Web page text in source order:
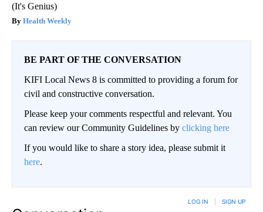
(It's Genius)
Health Weekly
BE PART OF THE CONVERSATION
KIFI Local News 8 is committed to providing a forum for
civil and constructive conversation.
Please keep your comments respectful and relevant. You
can review our Community Guidelines by clicking here
If you would like to share a story idea, please submit it
here.
LOG IN SIGN UP